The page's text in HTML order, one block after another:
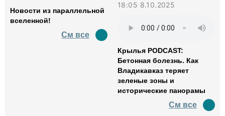
Новости из параллельной
вселенной!
См все
18:05 8.10.2025
Крылья PODCAST:
Бетонная болезнь. Как
Владикавказ теряет
зеленые зоны и
исторические панорамы
См все